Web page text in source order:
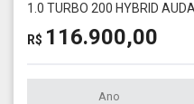
1.0 TURBO 200 HYBRID
R$ 116.900,00
Ano